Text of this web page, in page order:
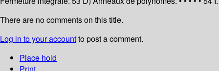
There are no comments on this title.
Log in to your accountto post a comment.
Place hold